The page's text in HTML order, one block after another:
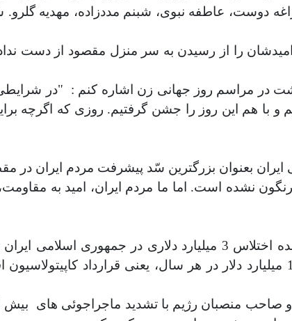
دوست، عاطفه نبوی، شبنم مددزاده، مهدیه گلرو.
را از رسیدن به سر منزل مقصود از دست
رشت در مراسم روز جهانی زن اشاره کنم :
"در
هم اين روز را جشن گرفتيم. روزی که اگرچه
بعنوان بزرگترین سّد پیشرفت مردم ایران در
نشده است. اما ما مردم ایران، امید به
دردهای ما بسیار است.در حالی سال جدید را آغاز میکنیم که پرونده
صاحب منصبان رژیم با تشدید ماجراجوئی های
بیش